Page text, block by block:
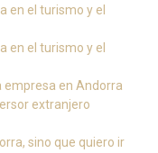
en el turismo y el
en el turismo y el
empresa en Andorra
extranjero
sino que quiero ir